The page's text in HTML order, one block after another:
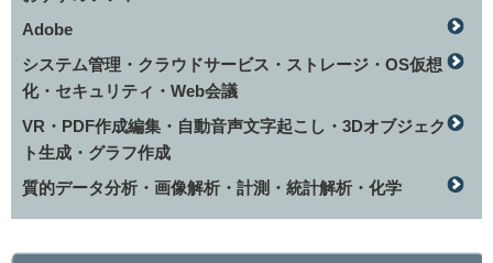
Adobe
システム管理・クラウドサービス・ストレージ・OS仮想
化・セキュリティ・Web会議
VR・PDF作成編集・自動音声文字起こし・3Dオブジェク
ト生成・グラフ作成
質的データ分析・画像解析・計測・統計解析・化学